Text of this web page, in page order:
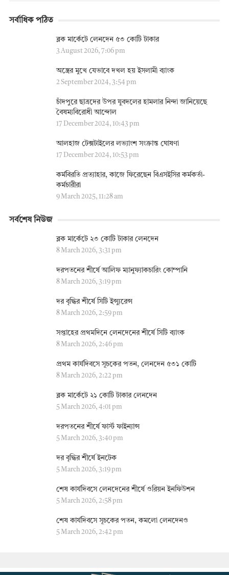
সর্বাধিক পঠিত
ব্লক মার্কেটে লেনদেন ৫৩ কোটি টাকার
3 August 2026, 7:06 pm
অস্ত্রের মুখে যেভাবে দখল হয় ইসলামী ব্যাংক
2 September 2024, 3:54 pm
চাঁদপুরে ছাত্রদের উপর যুবদলের হামলার নিন্দা জানিয়েছে
বৈষম্যবিরোধী আন্দোল
17 December 2024, 10:43 pm
আলহাজ টেক্সটাইলের লভ্যাংশ সংক্রান্ত ঘোষণা
17 December 2024, 10:53 pm
কর্মবিরতি প্রত্যাহার, কাজে ফিরেছেন বিএসইসির কর্মকর্তা-
কর্মচারীরা
9 March 2025, 11:28 am
সর্বশেষ নিউজ
ব্লক মার্কেটে ২৩ কোটি টাকার লেনদেন
8 March 2026, 3:31 pm
দরপতনের শীর্ষে আলিফ ম্যানুফ্যাকচারিং কোম্পানি
8 March 2026, 3:19 pm
দর বৃদ্ধির শীর্ষে সিটি ইন্স্যুরেন্স
8 March 2026, 2:59 pm
সপ্তাহের প্রথমদিনে লেনদেনের শীর্ষে সিটি ব্যাংক
8 March 2026, 2:46 pm
প্রথম কার্যদিবসে সূচকের পতন, লেনদেন ৫৩১ কোটি
8 March 2026, 2:22 pm
ব্লক মার্কেটে ২১ কোটি টাকার লেনদেন
5 March 2026, 4:01 pm
দরপতনের শীর্ষে ফার্স্ট ফাইন্যান্স
5 March 2026, 3:40 pm
দর বৃদ্ধির শীর্ষে ইনটেক
5 March 2026, 3:19 pm
শেষ কার্যদিবসে লেনদেনের শীর্ষে ওরিয়ন ইনফিউশন
5 March 2026, 2:58 pm
শেষ কার্যদিবসে সূচকের পতন, কমলো লেনদেনও
5 March 2026, 2:42 pm